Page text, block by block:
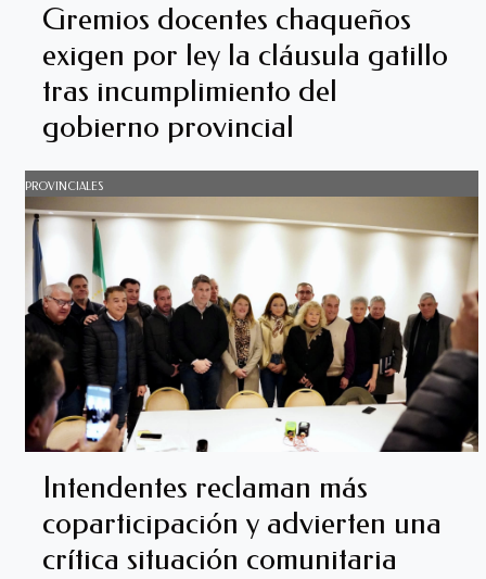
Gremios docentes chaqueños
exigen por ley la cláusula gatillo
tras incumplimiento del
gobierno provincial
PROVINCIALES
Intendentes reclaman más
coparticipación y advierten una
crítica situación comunitaria